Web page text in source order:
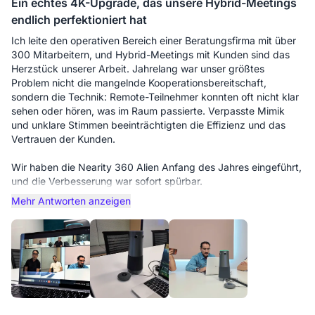
"mitgewachsen". Der Aufbau bleibt professionell und kabellos
(dank des Dongles), was die saubere Ästhetik wahrt, die wir
beim Empfang hochkarätiger Mandanten erwarten.
Wenn Sie eine Firma leiten, die Flexibilität erfordert – also den
Wechsel zwischen kleinen Beratungen und großen Board-
Meetings – ist dieses System eine solide Investition.
Vorteile:
Wahrhaft skalierbares Audio: Das ist für uns das
herausragende Merkmal. Die Möglichkeit,
Erweiterungsmikrofone hinzuzufügen, bedeutet, dass wir
dasselbe Gerät für eine Beratung zu viert oder eine
Vorstandssitzung mit 20 Personen nutzen können, ohne am
Tischende an Audioqualität zu verlieren.
360° "Globale" Ansicht: Die Kamera erfasst den gesamten
Raum, was hervorragend ist, um entfernten Mandanten ein
Gefühl der Präsenz zu vermitteln. Sie können die Gegenseite,
die Associates und mich klar sehen, statt nur einen engen
Ausschnitt einer einzelnen Person.
Ein echtes 4K-Upgrade, das unsere Hybrid-Meetings
endlich perfektioniert hat
Ich leite den operativen Bereich einer Beratungsfirma mit über
300 Mitarbeitern, und Hybrid-Meetings mit Kunden sind das
Herzstück unserer Arbeit. Jahrelang war unser größtes
Problem nicht die mangelnde Kooperationsbereitschaft,
sondern die Technik: Remote-Teilnehmer konnten oft nicht klar
sehen oder hören, was im Raum passierte. Verpasste Mimik
und unklare Stimmen beeinträchtigten die Effizienz und das
Vertrauen der Kunden.
Wir haben die Nearity 360 Alien Anfang des Jahres eingeführt,
und die Verbesserung war sofort spürbar.
Das echte 4K-Panorama-Video ist das erste, was auffällt. Im
Gegensatz zu älteren 360-Grad-Kameras sind Gesichter
gestochen scharf, selbst wenn Teilnehmer weiter vom Gerät
entfernt sitzen. Dank KI-Sprecher-Tracking und Gallery View
können Kunden Mimik und Körpersprache genau wahrnehmen,
was Missverständnisse in Präsentationen spürbar reduziert hat.
Mehr Antworten anzeigen